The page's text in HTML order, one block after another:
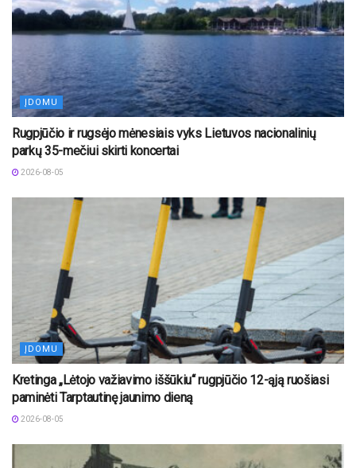
ĮDOMU
Rugpjūčio ir rugsėjo mėnesiais vyks Lietuvos nacionalinių
parkų 35-mečiui skirti koncertai
2026-08-05
ĮDOMU
Kretinga „Lėtojo važiavimo iššūkiu“ rugpjūčio 12-ąją ruošiasi
paminėti Tarptautinę jaunimo dieną
2026-08-05